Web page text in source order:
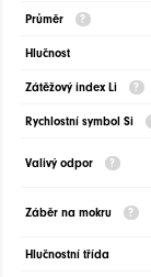
Průměr
Hlučnost
Zátěžový index Li
Rychlostní symbol Si
Valivý odpor
Záběr na mokru
Hlučnostní třída